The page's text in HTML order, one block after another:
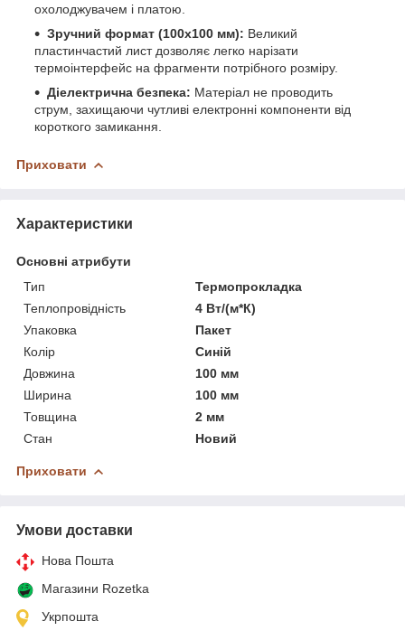
охолоджувачем і платою.
Зручний формат (100х100 мм): Великий
пластинчастий лист дозволяє легко нарізати
термоінтерфейс на фрагменти потрібного розміру.
Діелектрична безпека: Матеріал не проводить
струм, захищаючи чутливі електронні компоненти від
короткого замикання.
Приховати
Характеристики
Основні атрибути
Тип
Термопрокладка
Теплопровідність
4 Вт/(м*К)
Упаковка
Пакет
Колір
Синій
Довжина
100 мм
Ширина
100 мм
Товщина
2 мм
Стан
Новий
Приховати
Умови доставки
Нова Пошта
Магазини Rozetka
Укрпошта